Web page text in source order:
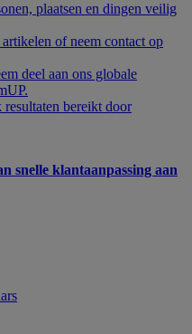
plaatsen en dingen veilig
of neem contact op
deel aan ons globale
resultaten bereikt door
snelle klantaanpassing aan